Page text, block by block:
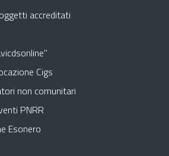
accreditati
Cigs
non comunitari
PNRR
Esonero